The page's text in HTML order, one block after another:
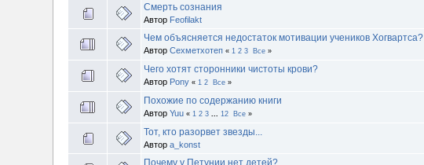
Смерть сознания
Автор Feofilakt
Чем объясняется недостаток мотивации учеников Хогвартса?
АвторСехметхотеп « 1 2 3 Все »
Чего хотят сторонники чистоты крови?
Автор Pony « 1 2 Все »
Похожие по содержанию книги
АвторYuu « 1 2 3 12 Все »
Тот, кто разорвет звезды...
Авторa_konst
Почему у Петунии нет детей?